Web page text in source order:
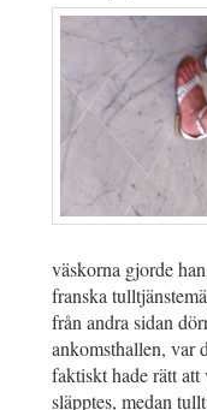
väskorna gjorde
franska
från andra sidan
ankomsthallen, var
faktiskt hade rätt att
släpptes, medan